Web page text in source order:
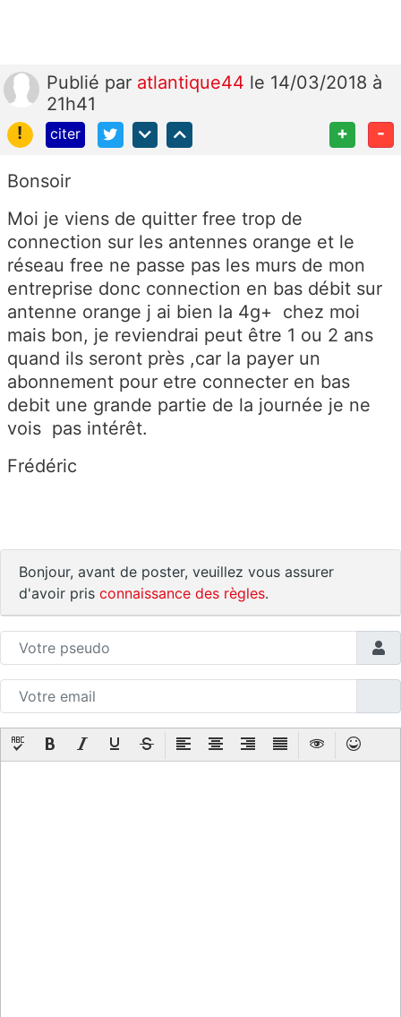
Publié par atlantique44 le 14/03/2018 à
21h41
!
citer + -
Bonsoir
Moi je viens de quitter free trop de
connection sur les antennes orange et le
réseau free ne passe pas les murs de mon
entreprise donc connection en bas débit sur
antenne orange j ai bien la 4g+ chez moi
mais bon, je reviendrai peut être 1 ou 2 ans
quand ils seront près ,car la payer un
abonnement pour etre connecter en bas
debit une grande partie de la journée je ne
vois pas intérêt.
Frédéric
Bonjour, avant de poster, veuillez vous assurer
d'avoir pris connaissance des règles.